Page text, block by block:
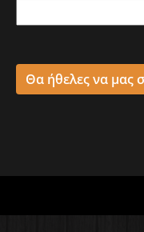
Θα ήθελες να μας